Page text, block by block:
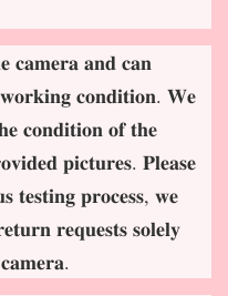
𝐜𝐚𝐦𝐞𝐫𝐚 𝐚𝐧𝐝 𝐜𝐚𝐧
𝐰𝐨𝐫𝐤𝐢𝐧𝐠 𝐜𝐨𝐧𝐝𝐢𝐭𝐢𝐨𝐧. 𝐖𝐞
𝐜𝐨𝐧𝐝𝐢𝐭𝐢𝐨𝐧 𝐨𝐟 𝐭𝐡𝐞
𝐩𝐢𝐜𝐭𝐮𝐫𝐞𝐬. 𝐏𝐥𝐞𝐚𝐬𝐞
𝐭𝐞𝐬𝐭𝐢𝐧𝐠 𝐩𝐫𝐨𝐜𝐞𝐬𝐬, 𝐰𝐞
𝐫𝐞𝐪𝐮𝐞𝐬𝐭𝐬 𝐬𝐨𝐥𝐞𝐥𝐲